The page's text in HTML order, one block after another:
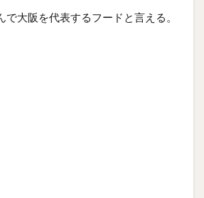
大阪を代表するフードと言える。